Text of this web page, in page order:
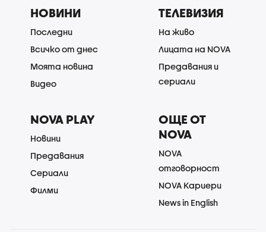
НОВИНИ
Последни
Всичко от днес
Моята новина
Видео
ТЕЛЕВИЗИЯ
На живо
Лицата на NOVA
Предавания и
сериали
NOVA PLAY
Новини
Предавания
Сериали
Филми
ОЩЕ ОТ
NOVA
NOVA
отговорност
NOVA Кариери
News in English